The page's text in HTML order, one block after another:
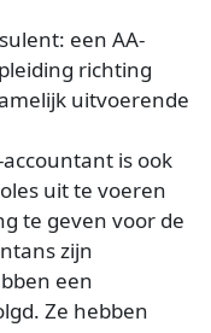
een AA-
richting
uitvoerende
is ook
uit te voeren
te geven voor de
zijn
een
Ze hebben